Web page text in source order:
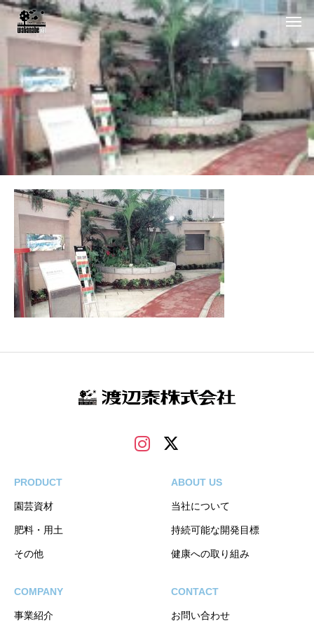
PRODUCT
園芸資材
肥料・用土
その他
ABOUT US
当社について
持続可能な開発目標
健康への取り組み
COMPANY
事業紹介
CONTACT
お問い合わせ